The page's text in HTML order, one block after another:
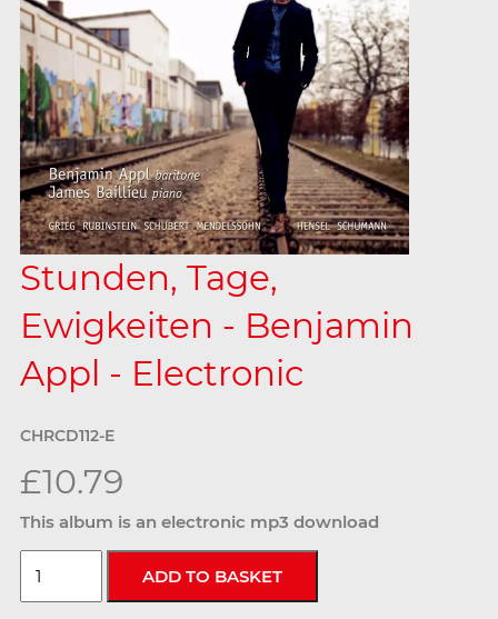
Stunden, Tage,
Ewigkeiten - Benjamin
Appl - Electronic
CHRCD112-E
£10.79
This album is an electronic mp3 download